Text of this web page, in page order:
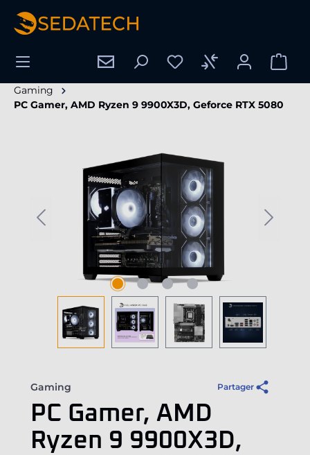
principal
Gaming
PC Gamer, AMD Ryzen 9 9900X3D, Geforce RTX 5080
Gaming Partager
PC Gamer, AMD
Ryzen 9 9900X3D,